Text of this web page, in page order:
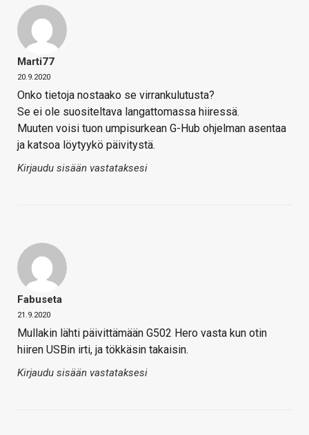
Marti77
20.9.2020
Onko tietoja nostaako se virrankulutusta?
Se ei ole suositeltava langattomassa hiiressä.
Muuten voisi tuon umpisurkean G-Hub ohjelman asentaa
ja katsoa löytyykö päivitystä.
Kirjaudu sisään vastataksesi
Fabuseta
21.9.2020
Mullakin lähti päivittämään G502 Hero vasta kun otin
hiiren USBin irti, ja tökkäsin takaisin.
Kirjaudu sisään vastataksesi